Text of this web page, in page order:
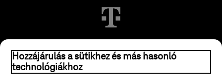
© 2026 Magyar Telekom Nyrt.
Hozzájárulás a sütikhez és más hasonló
technológiákhoz